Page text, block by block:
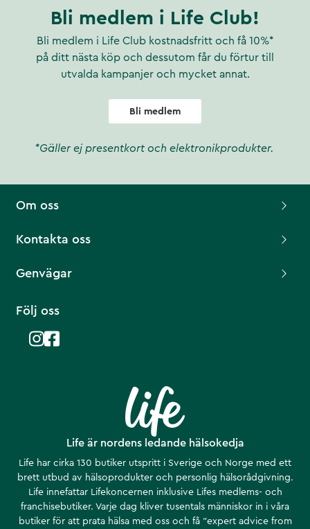
Bli medlem i Life Club!
Bli medlem i Life Club kostnadsfritt och få 10%*
på ditt nästa köp och dessutom får du förtur till
utvalda kampanjer och mycket annat.
Bli medlem
*Gäller ej presentkort och elektronikprodukter.
Life är nordens ledande hälsokedja
Life har cirka 130 butiker utspritt i Sverige och Norge med ett
brett utbud av hälsoprodukter och personlig hälsorådgivning.
Life innefattar Lifekoncernen inklusive Lifes medlems- och
franchisebutiker. Varje dag kliver tusentals människor in i våra
butiker för att prata hälsa med oss och få ”expert advice from
Om oss
Kontakta oss
Genvägar
Följ oss